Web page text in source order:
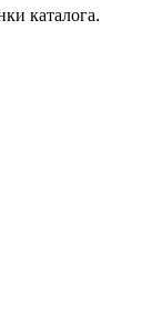
каталога.